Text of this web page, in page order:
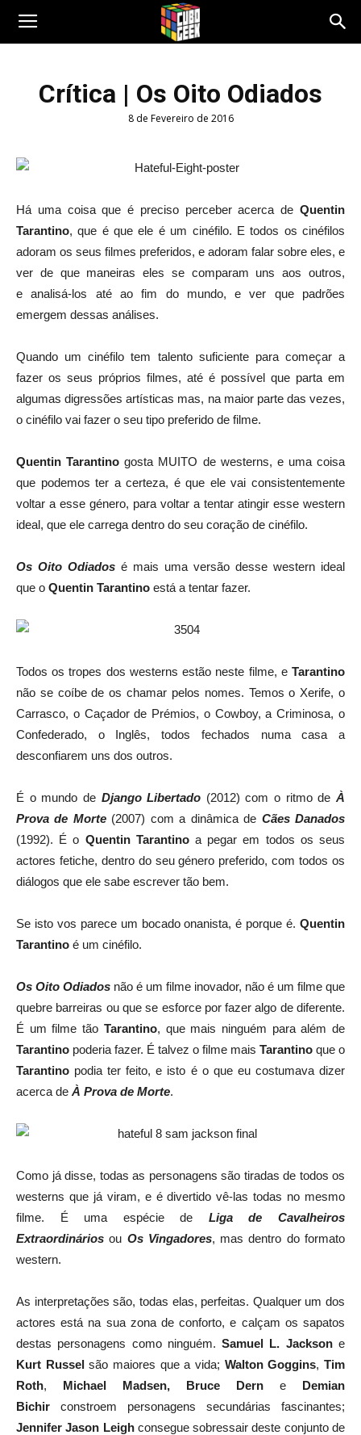
Crítica | Os Oito Odiados
8 de Fevereiro de 2016
Há uma coisa que é preciso perceber acerca de Quentin
Tarantino, que é que ele é um cinéfilo. E todos os cinéfilos
adoram os seus filmes preferidos, e adoram falar sobre eles, e
ver de que maneiras eles se comparam uns aos outros,
e analisá-los até ao fim do mundo, e ver que padrões
emergem dessas análises.
Quando um cinéfilo tem talento suficiente para começar a
fazer os seus próprios filmes, até é possível que parta em
algumas digressões artísticas mas, na maior parte das vezes,
o cinéfilo vai fazer o seu tipo preferido de filme.
Quentin Tarantino gosta MUITO de westerns, e uma coisa
que podemos ter a certeza, é que ele vai consistentemente
voltar a esse género, para voltar a tentar atingir esse western
ideal, que ele carrega dentro do seu coração de cinéfilo.
Os Oito Odiados é mais uma versão desse western ideal
que o Quentin Tarantino está a tentar fazer.
Todos os tropes dos westerns estão neste filme, e Tarantino
não se coíbe de os chamar pelos nomes. Temos o Xerife, o
Carrasco, o Caçador de Prémios, o Cowboy, a Criminosa, o
Confederado, o Inglês, todos fechados numa casa a
desconfiarem uns dos outros.
É o mundo de Django Libertado (2012) com o ritmo deÀ
Prova de Morte(2007) com a dinâmica de Cães Danados
(1992). É o Quentin Tarantinoa pegar em todos os seus
actores fetiche, dentro do seu género preferido, com todos os
diálogos que ele sabe escrever tão bem.
Se isto vos parece um bocado onanista, é porque é. Quentin
Tarantino é um cinéfilo.
Os Oito Odiados não é um filme inovador, não é um filme que
quebre barreiras ou que se esforce por fazer algo de diferente.
É um filme tão Tarantino, que mais ninguém para além de
Tarantino poderia fazer. É talvez o filme mais Tarantino que o
Tarantino podia ter feito, e isto é o que eu costumava dizer
acerca de À Prova de Morte.
Como já disse, todas as personagens são tiradas de todos os
westerns que já viram, e é divertido vê-las todas no mesmo
filme. É uma espécie de Liga de Cavalheiros
Extraordinários ou Os Vingadores, mas dentro do formato
western.
As interpretações são, todas elas, perfeitas. Qualquer um dos
actores está na sua zona de conforto, e calçam os sapatos
destas personagens como ninguém.Samuel L. Jacksone
Kurt Russelsão maiores que a vida; Walton Goggins,Tim
Roth, Michael Madsen, Bruce Dern e Demian
Bichir constroem personagens secundárias fascinantes;
Jennifer Jason Leighconsegue sobressair deste conjunto de